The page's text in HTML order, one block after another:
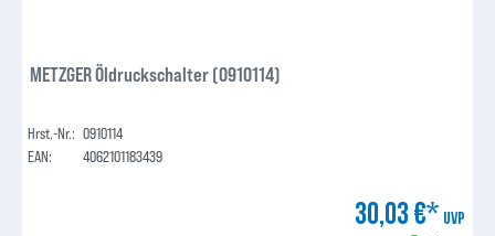
METZGER Öldruckschalter (0910114)
Hrst.-Nr.: 0910114
EAN:
4062101183439
30,03 €* UVP